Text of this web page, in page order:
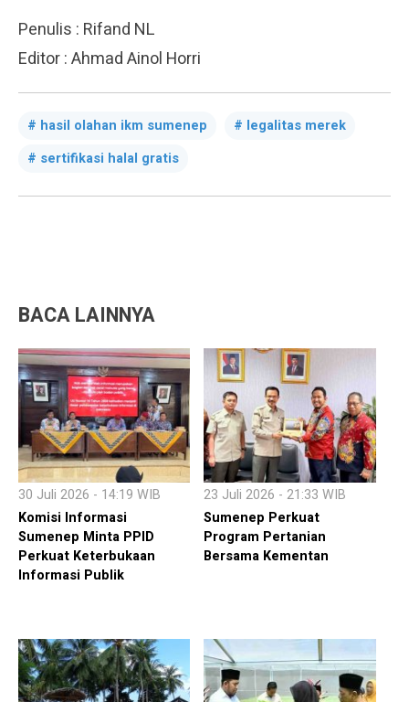
Penulis : Rifand NL
Editor : Ahmad Ainol Horri
hasil olahan ikm sumenep
legalitas merek
sertifikasi halal gratis
BACA LAINNYA
30 Juli 2026 - 14:19 WIB
Komisi Informasi
Sumenep Minta PPID
Perkuat Keterbukaan
Informasi Publik
23 Juli 2026 - 21:33 WIB
Sumenep Perkuat
Program Pertanian
Bersama Kementan